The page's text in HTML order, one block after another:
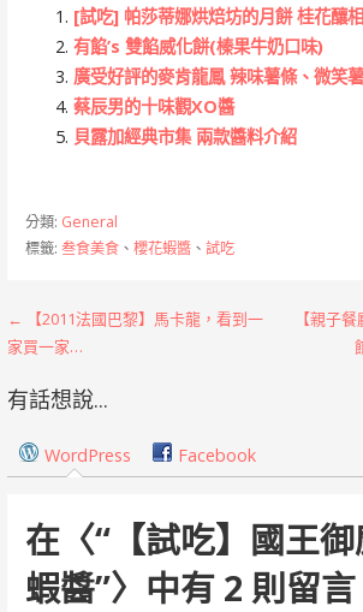
[試吃] 帕莎蒂娜烘焙坊的月餅 桂花釀
有餡’s 雙餡威化餅(榛果牛奶口味)
廣受好評的麥肯龍鳳 辣味薯條、微笑
蔡辰男的十味觀XO醬
貝露加經典市集 兩款醬料介紹
分類: General
標籤: 叁食美食、 櫻花蝦醬、 試吃
文
章
導
覽
← 【2011法國巴黎】馬卡龍，看到一
家買一家…
【親子
有話想說...
WordPress Facebook
在〈“【試吃】國王
蝦醬”〉中有 2 則留言